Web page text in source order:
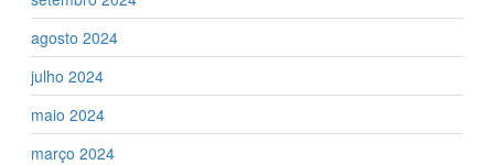
agosto 2024
julho 2024
maio 2024
março 2024